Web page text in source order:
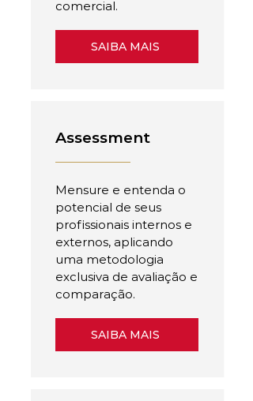
comercial.
SAIBA MAIS
Assessment
Mensure e entenda o
potencial de seus
profissionais internos e
externos, aplicando
uma metodologia
exclusiva de avaliação e
comparação.
SAIBA MAIS